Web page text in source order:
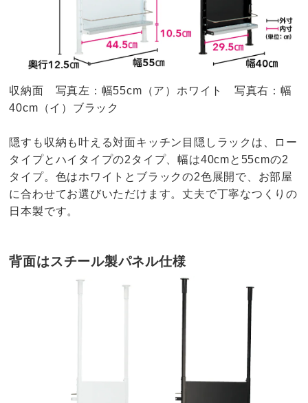
収納面 写真左：幅55cm（ア）ホワイト 写真右：幅
40cm（イ）ブラック
隠すも収納も叶える対面キッチン目隠しラックは、ロー
タイプとハイタイプの2タイプ、幅は40cmと55cmの2
タイプ。色はホワイトとブラックの2色展開で、お部屋
に合わせてお選びいただけます。丈夫で丁寧なつくりの
日本製です。
背面はスチール製パネル仕様